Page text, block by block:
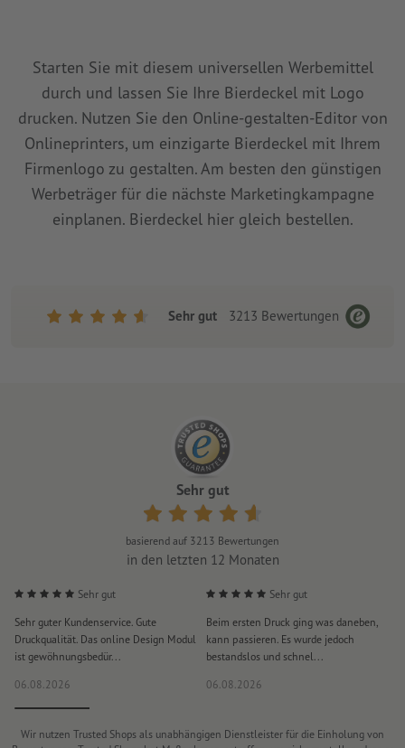
Sehr gut 3213 Bewertungen
Starten Sie mit diesem universellen Werbemittel
durch und lassen Sie Ihre Bierdeckel mit Logo
drucken. Nutzen Sie den Online-gestalten-Editor von
Onlineprinters, um einzigarte Bierdeckel mit Ihrem
Firmenlogo zu gestalten. Am besten den günstigen
Werbeträger für die nächste Marketingkampagne
einplanen. Bierdeckel hier gleich bestellen.
Sehr gut
basierend auf 3213 Bewertungen
in den letzten 12 Monaten
Sehr gut
Sehr guter Kundenservice. Gute
Druckqualität. Das online Design Modul
ist gewöhnungsbedür...
06.08.2026
Sehr gut
Beim ersten Druck ging was daneben,
kann passieren. Es wurde jedoch
bestandslos und schnel...
06.08.2026
Wir nutzen Trusted Shops als unabhängigen Dienstleister für die Einholung von